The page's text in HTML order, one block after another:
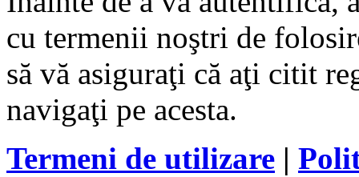
cu termenii noştri de
să vă asiguraţi că aţi citit
navigaţi pe acesta.
Termeni de utilizare |